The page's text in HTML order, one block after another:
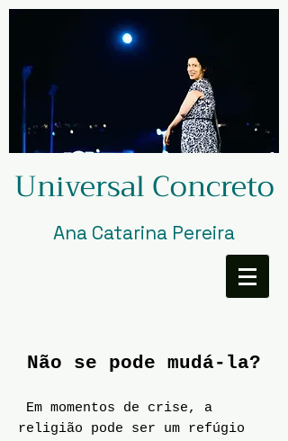
Universal Concreto
Ana Catarina Pereira
Não se pode mudá-la?
Em momentos de crise, a
religião pode ser um refúgio